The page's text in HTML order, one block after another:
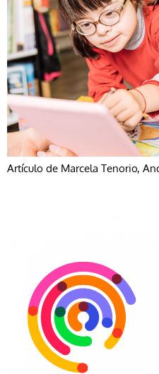
Artículo de Marcela Tenorio,